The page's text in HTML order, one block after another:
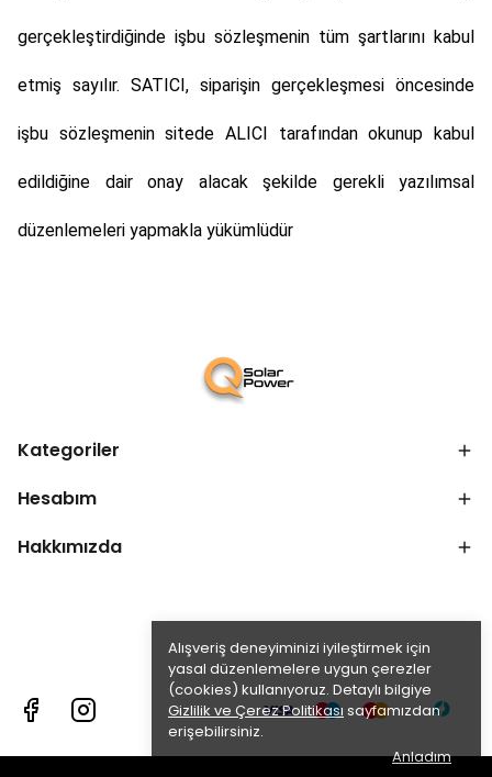
Alışveriş deneyiminizi iyileştirmek için
yasal düzenlemelere uygun çerezler
(cookies) kullanıyoruz. Detaylı bilgiye
Gizlilik ve Çerez Politikası sayfamızdan
erişebilirsiniz.
Anladım
gerçekleştirdiğinde işbu sözleşmenin tüm şartlarını kabul
etmiş sayılır. SATICI, siparişin gerçekleşmesi öncesinde
işbu sözleşmenin sitede ALICI tarafından okunup kabul
edildiğine dair onay alacak şekilde gerekli yazılımsal
düzenlemeleri yapmakla yükümlüdür
Kategoriler
Hesabım
Hakkımızda